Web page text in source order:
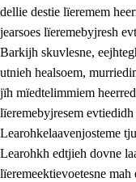
3. Prinsihph
3.1 Feerhmeles
3.2
dellie destie lïeremem
jearsoes lïeremebyjresh
Barkijh skuvlesne,
utnieh healsoem,
jïh mïedtelimmiem
lïeremebyjresem
Learohkelaavenjosteme
Learohkh edtjieh dovne
lïeremeektievoetesne